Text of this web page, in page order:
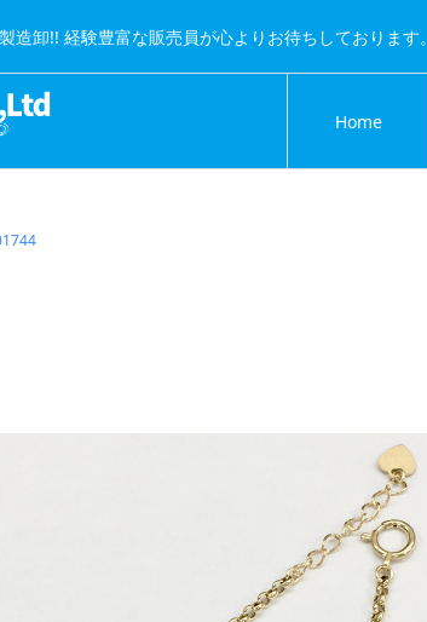
造卸!! 経験豊富な販売員が心よりお待ちしております。
Home